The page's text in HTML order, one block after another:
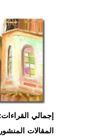
إجمالي القراءات: 1,603,150
المقالات المنشورة: